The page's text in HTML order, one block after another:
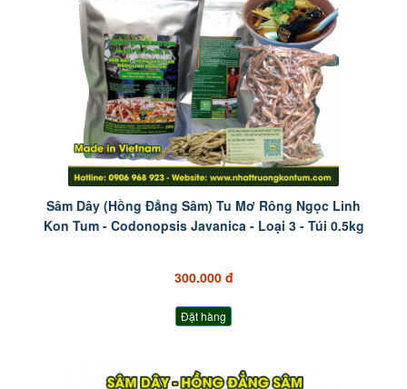
Sâm Dây (Hồng Đẳng Sâm) Tu Mơ Rông Ngọc Linh
Kon Tum - Codonopsis Javanica - Loại 3 - Túi 0.5kg
300.000 đ
Đặt hàng